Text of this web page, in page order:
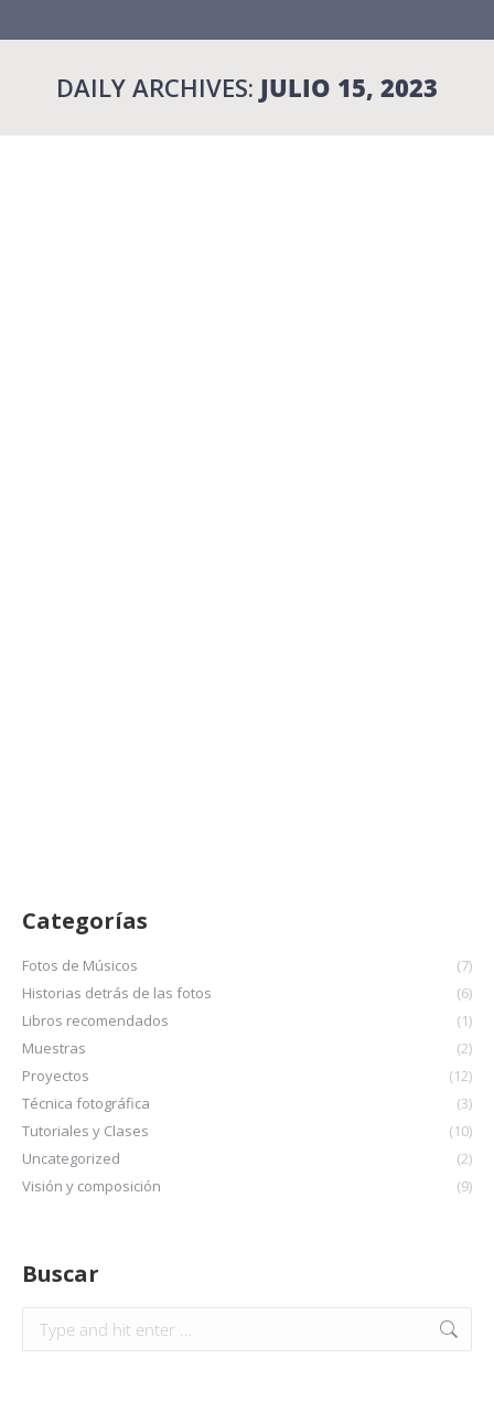
DAILY ARCHIVES: JULIO 15, 2023
Categorías
Fotos de Músicos
(7)
Historias detrás de las fotos
(6)
Libros recomendados
(1)
Muestras
(2)
Proyectos
(12)
Técnica fotográfica
(3)
Tutoriales y Clases
(10)
Uncategorized
(2)
Visión y composición
(9)
Buscar